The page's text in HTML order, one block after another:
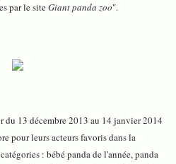
par le siteGiant panda zoo".
du 13 décembre 2013 au 14 janvier 2014
pour leurs acteurs favoris dans la
: bébé panda de l'année, panda